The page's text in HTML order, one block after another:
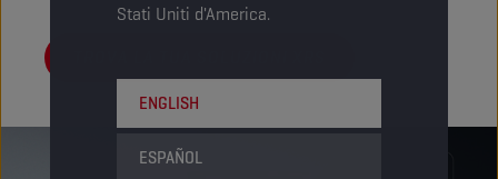
Stati Uniti d'America.
ENGLISH
ESPAÑOL